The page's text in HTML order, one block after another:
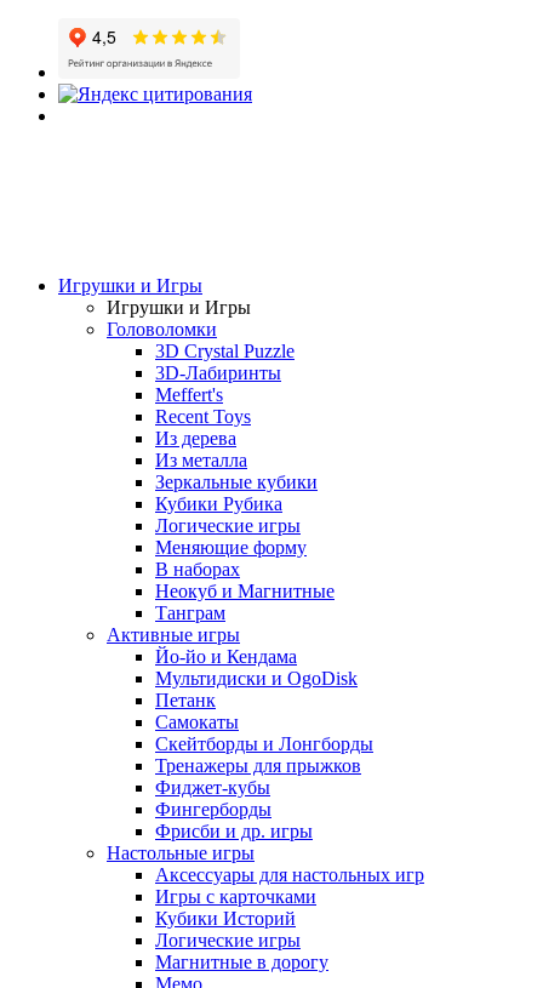
Игрушки и Игры
Игрушки и Игры
Головоломки
3D Crystal Puzzle
3D-Лабиринты
Meffert's
Recent Toys
Из дерева
Из металла
Зеркальные кубики
Кубики Рубика
Логические игры
Меняющие форму
В наборах
Неокуб и Магнитные
Танграм
Активные игры
Йо-йо и Кендама
Мультидиски и OgoDisk
Петанк
Самокаты
Скейтборды и Лонгборды
Тренажеры для прыжков
Фиджет-кубы
Фингерборды
Фрисби и др. игры
Настольные игры
Аксессуары для настольных игр
Игры с карточками
Кубики Историй
Логические игры
Магнитные в дорогу